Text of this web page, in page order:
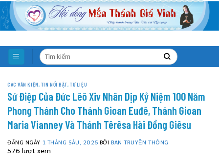
Skip
to
content
CÁC VĂN KIỆN, TIN NỔI BẬT,TƯ LIỆU
Sứ Điệp Của Đức Lêô Xiv Nhân Dịp Kỷ Niệm 100 Năm
Phong Thánh Cho Thánh Gioan Euđê, Thánh Gioan
Maria Vianney Và Thánh Têrêsa Hài Đồng Giêsu
ĐĂNG NGÀY 1 THÁNG SÁU, 2025 BỞI BAN TRUYỀN THÔNG
576 lượt xem